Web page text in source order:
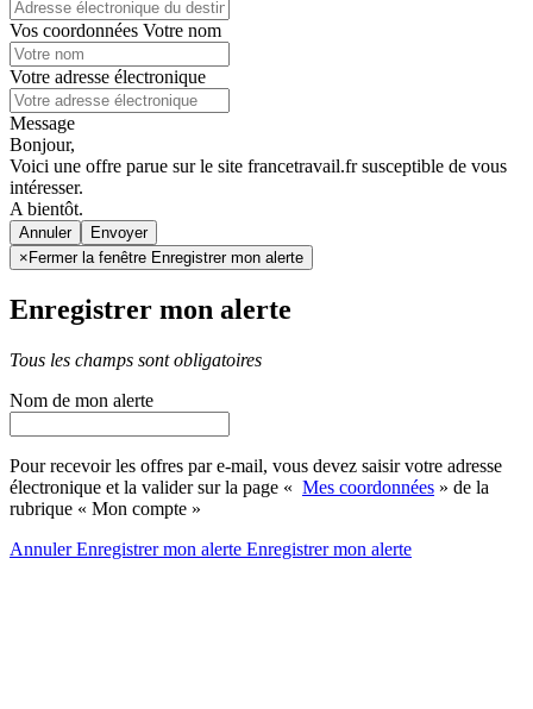
Vos coordonnées Votre nom
Votre adresse électronique
Message
Bonjour,
Voici une offre parue sur le site francetravail.fr susceptible de vous
intéresser.
A bientôt.
Annuler
× Fermer la fenêtre Enregistrer mon alerte
Enregistrer mon alerte
Tous les champs sont obligatoires
Nom de mon alerte
Pour recevoir les offres par e-mail, vous devez saisir votre adresse
électronique et la valider sur la page « Mes coordonnées » de la
rubrique « Mon compte »
AnnulerEnregistrer mon alerte Enregistrermon alerte